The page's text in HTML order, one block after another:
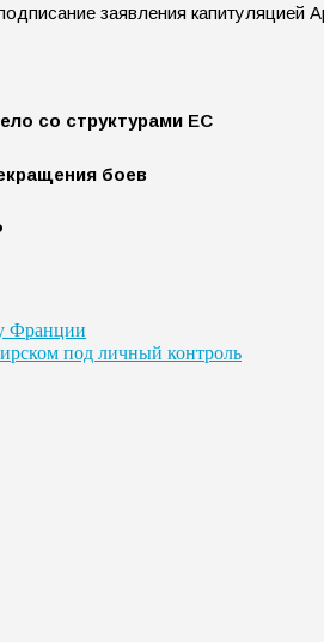
заявления капитуляцией
со структурами ЕС
боев
Франции
под личный контроль